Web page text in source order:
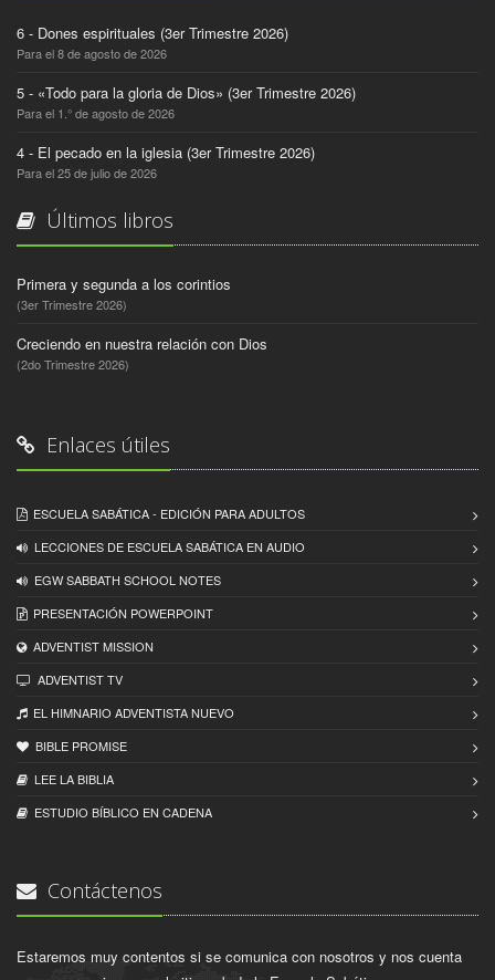
6 - Dones espirituales (3er Trimestre 2026)
Para el 8 de agosto de 2026
5 - «Todo para la gloria de Dios» (3er Trimestre 2026)
Para el 1.° de agosto de 2026
4 - El pecado en la iglesia (3er Trimestre 2026)
Para el 25 de julio de 2026
Últimos libros
Primera y segunda a los corintios
(3er Trimestre 2026)
Creciendo en nuestra relación con Dios
(2do Trimestre 2026)
Enlaces útiles
ESCUELA SABÁTICA - EDICIÓN PARA ADULTOS
LECCIONES DE ESCUELA SABÁTICA EN AUDIO
EGW SABBATH SCHOOL NOTES
PRESENTACIÓN POWERPOINT
ADVENTIST MISSION
ADVENTIST TV
EL HIMNARIO ADVENTISTA NUEVO
BIBLE PROMISE
LEE LA BIBLIA
ESTUDIO BÍBLICO EN CADENA
Contáctenos
Estaremos muy contentos si se comunica con nosotros y nos cuenta